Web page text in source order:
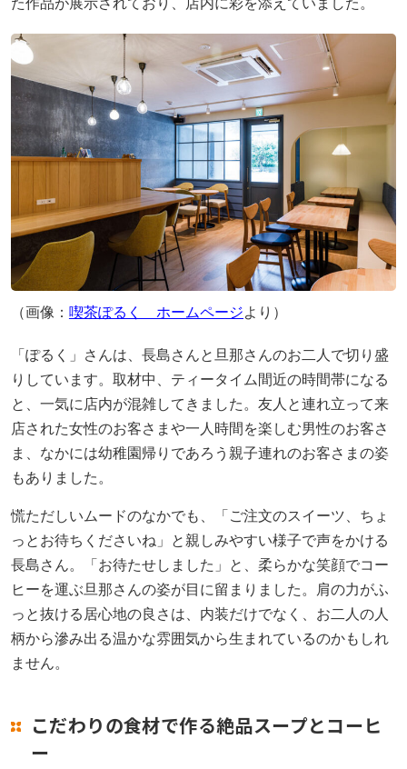
た作品が展示されており、店内に彩を添えていました。
（画像： 喫茶ぽるく ホームページより）
「ぽるく」さんは、長島さんと旦那さんのお二人で切り盛
りしています。取材中、ティータイム間近の時間帯になる
と、一気に店内が混雑してきました。友人と連れ立って来
店された女性のお客さまや一人時間を楽しむ男性のお客さ
ま、なかには幼稚園帰りであろう親子連れのお客さまの姿
もありました。
慌ただしいムードのなかでも、「ご注文のスイーツ、ちょ
っとお待ちくださいね」と親しみやすい様子で声をかける
長島さん。「お待たせしました」と、柔らかな笑顔でコー
ヒーを運ぶ旦那さんの姿が目に留まりました。肩の力がふ
っと抜ける居心地の良さは、内装だけでなく、お二人の人
柄から滲み出る温かな雰囲気から生まれているのかもしれ
ません。
こだわりの食材で作る絶品スープとコーヒ
ー